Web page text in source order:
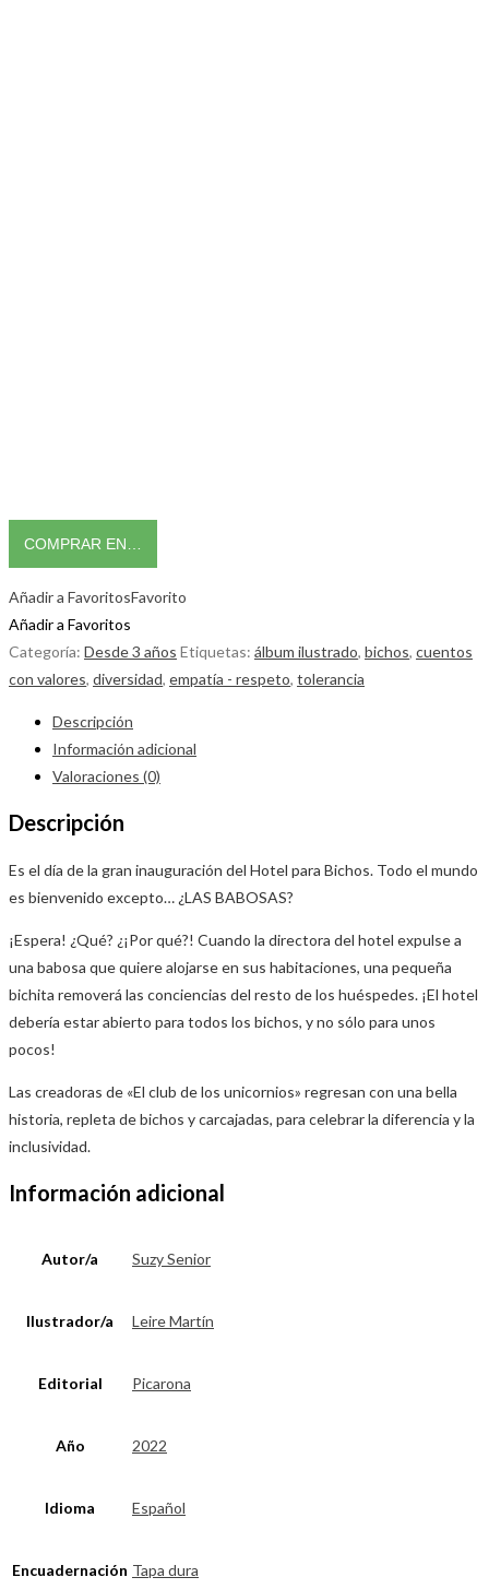
COMPRAR EN…
Añadir a FavoritosFavorito
Añadir a Favoritos
Categoría: Desde 3 años Etiquetas: álbum ilustrado, bichos, cuentos
con valores, diversidad, empatía - respeto, tolerancia
Descripción
Información adicional
Valoraciones (0)
Descripción
Es el día de la gran inauguración del Hotel para Bichos. Todo el mundo
es bienvenido excepto… ¿LAS BABOSAS?
¡Espera! ¿Qué? ¿¡Por qué?! Cuando la directora del hotel expulse a
una babosa que quiere alojarse en sus habitaciones, una pequeña
bichita removerá las conciencias del resto de los huéspedes. ¡El hotel
debería estar abierto para todos los bichos, y no sólo para unos
pocos!
Las creadoras de «El club de los unicornios» regresan con una bella
historia, repleta de bichos y carcajadas, para celebrar la diferencia y la
inclusividad.
Información adicional
Autor/a Suzy Senior
Ilustrador/a Leire Martín
Editorial Picarona
Año 2022
Idioma Español
Encuadernación Tapa dura